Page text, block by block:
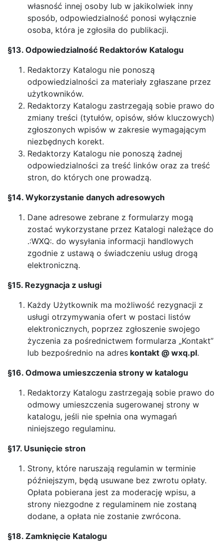
własność innej osoby lub w jakikolwiek inny
sposób, odpowiedzialność ponosi wyłącznie
osoba, która je zgłosiła do publikacji.
§13. Odpowiedzialność Redaktorów Katalogu
Redaktorzy Katalogu nie ponoszą
odpowiedzialności za materiały zgłaszane przez
użytkowników.
Redaktorzy Katalogu zastrzegają sobie prawo do
zmiany treści (tytułów, opisów, słów kluczowych)
zgłoszonych wpisów w zakresie wymagającym
niezbędnych korekt.
Redaktorzy Katalogu nie ponoszą żadnej
odpowiedzialności za treść linków oraz za treść
stron, do których one prowadzą.
§14. Wykorzystanie danych adresowych
Dane adresowe zebrane z formularzy mogą
zostać wykorzystane przez Katalogi należące do
.:WXQ:. do wysyłania informacji handlowych
zgodnie z ustawą o świadczeniu usług drogą
elektroniczną.
§15. Rezygnacja z usługi
Każdy Użytkownik ma możliwość rezygnacji z
usługi otrzymywania ofert w postaci listów
elektronicznych, poprzez zgłoszenie swojego
życzenia za pośrednictwem formularza „Kontakt”
lub bezpośrednio na adres kontakt @ wxq.pl.
§16. Odmowa umieszczenia strony w katalogu
Redaktorzy Katalogu zastrzegają sobie prawo do
odmowy umieszczenia sugerowanej strony w
katalogu, jeśli nie spełnia ona wymagań
niniejszego regulaminu.
§17. Usunięcie stron
Strony, które naruszają regulamin w terminie
późniejszym, będą usuwane bez zwrotu opłaty.
Opłata pobierana jest za moderację wpisu, a
strony niezgodne z regulaminem nie zostaną
dodane, a opłata nie zostanie zwrócona.
§18. Zamknięcie Katalogu